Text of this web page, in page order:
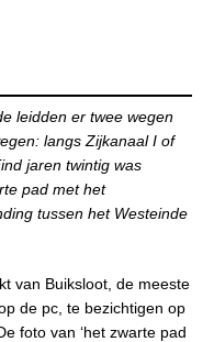
leidden er twee wegen
langs Zijkanaal I of
jaren twintig was
pad met het
tussen het Westeinde
van Buiksloot, de meeste
de pc, te bezichtigen op
foto van ‘het zwarte pad